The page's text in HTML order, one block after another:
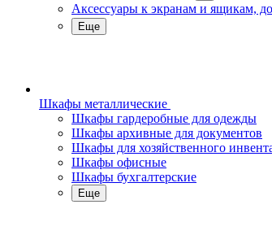
Аксессуары к экранам и ящикам,
Еще
Шкафы металлические
Шкафы гардеробные для одежды
Шкафы архивные для документов
Шкафы для хозяйственного
Шкафы офисные
Шкафы бухгалтерские
Еще